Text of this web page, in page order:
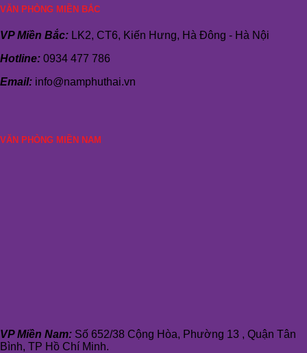
VĂN PHÒNG MIỀN BẮC
VP Miền Bắc: LK2, CT6, Kiến Hưng, Hà Đông - Hà Nội
Hotline: 0934 477 786
Email: info@namphuthai.vn
VĂN PHÒNG MIỀN NAM
VP Miền Nam: Số 652/38 Cộng Hòa, Phường 13 , Quận Tân
Bình, TP Hồ Chí Minh.